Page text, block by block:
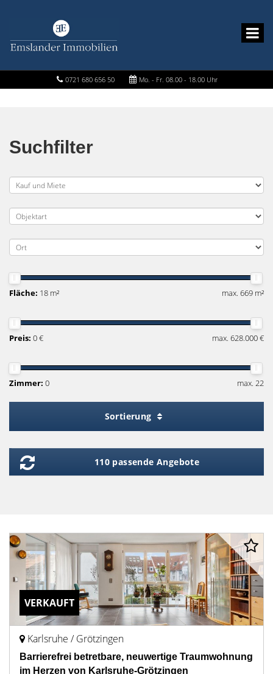
0721 680 656 50 Mo. - Fr. 08.00 - 18.00 Uhr
Suchfilter
Fläche: 18 m² max. 669 m²
Preis: 0 € max. 628.000 €
Zimmer: 0 max. 22
Sortierung
110 passende Angebote
VERKAUFT
Karlsruhe / Grötzingen
Barrierefrei betretbare, neuwertige Traumwohnung
im Herzen von Karlsruhe-Grötzingen